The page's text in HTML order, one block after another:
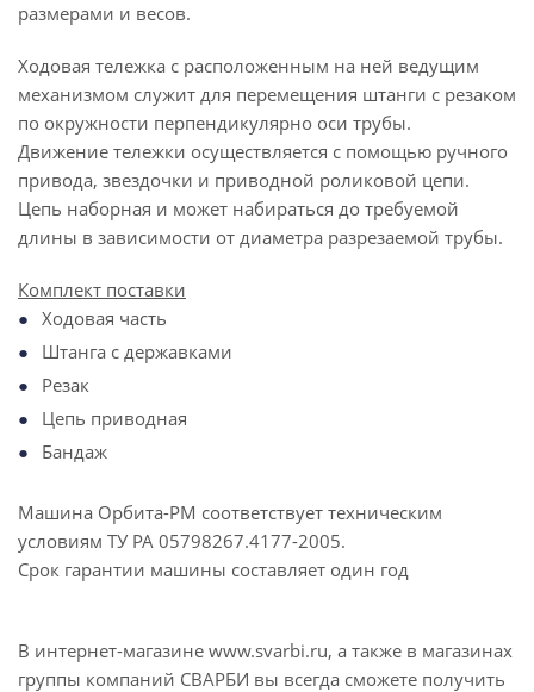
размерами и весов.
Ходовая тележка с расположенным на ней ведущим
механизмом служит для перемещения штанги с резаком
по окружности перпендикулярно оси трубы.
Движение тележки осуществляется с помощью ручного
привода, звездочки и приводной роликовой цепи.
Цепь наборная и может набираться до требуемой
длины в зависимости от диаметра разрезаемой трубы.
Комплект поставки
Ходовая часть
Штанга с державками
Резак
Цепь приводная
Бандаж
Машина Орбита-РМ соответствует техническим
условиям ТУ РА 05798267.4177-2005.
Срок гарантии машины составляет один год
В интернет-магазине www.svarbi.ru, а также в магазинах
группы компаний СВАРБИ вы всегда сможете получить